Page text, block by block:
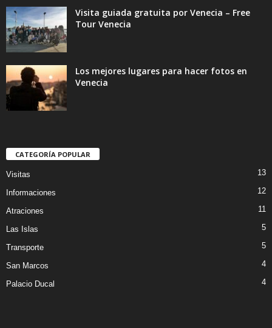
Visita guiada gratuita por Venecia – Free
Tour Venecia
Los mejores lugares para hacer fotos en
Venecia
CATEGORÍA POPULAR
Visitas 13
Informaciones 12
Atraciones 11
Las Islas 5
Transporte 5
San Marcos 4
Palacio Ducal 4